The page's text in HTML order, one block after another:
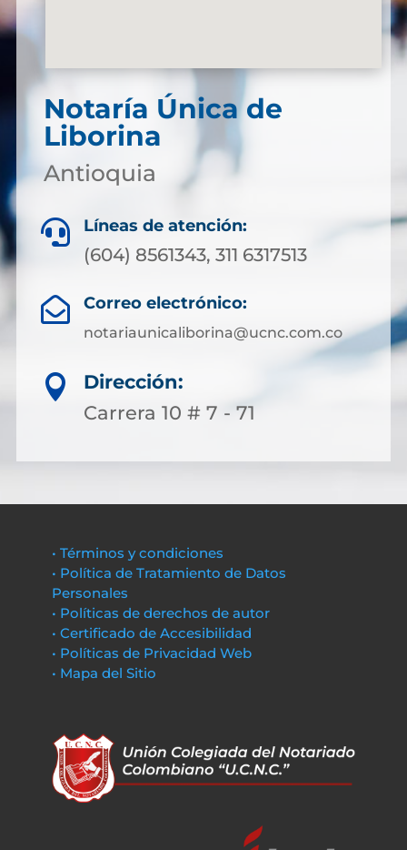
Notaría Única de
Liborina
Antioquia
 Líneas de atención:
(604) 8561343, 311 6317513
 Correo electrónico:
notariaunicaliborina@ucnc.com.co

Dirección:
Carrera 10 # 7 - 71
• Términos y condiciones
• Política de Tratamiento de Datos
Personales
• Políticas de derechos de autor
• Certificado de Accesibilidad
• Políticas de Privacidad Web
• Mapa del Sitio